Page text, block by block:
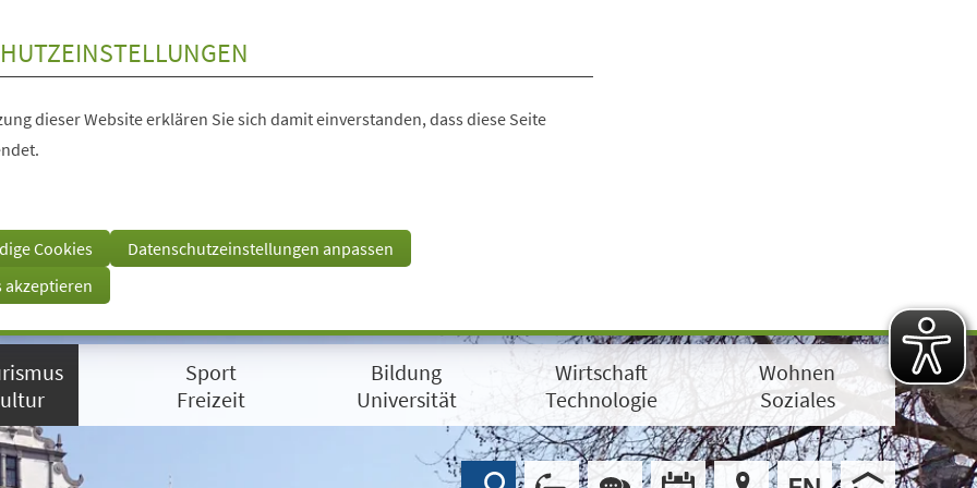
dieser Website erklären Sie sich damit einverstanden, dass diese Seite
Cookies
Datenschutzeinstellungen anpassen
akzeptieren
Sport
Freizeit
Bildung
Universität
Wirtschaft
Technologie
Wohnen
Soziales